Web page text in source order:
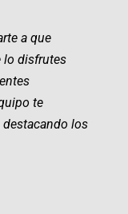
a que
lo disfrutes
te
los